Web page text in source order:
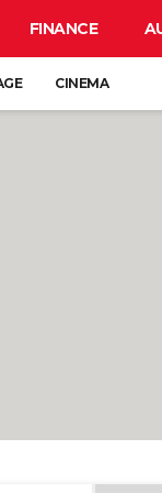
FINANCE
CINEMA